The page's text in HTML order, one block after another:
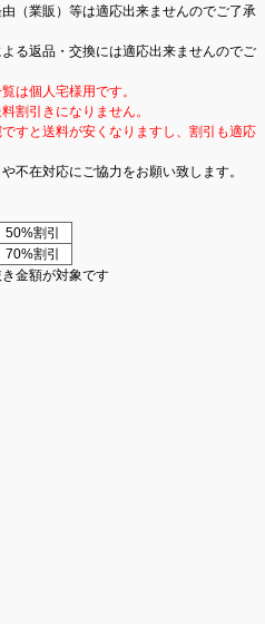
（業販）等は適応出来ませんのでご了承
る返品・交換には適応出来ませんのでご
は個人宅様用です。
割引きになりません。
すと送料が安くなりますし、割引も適応
不在対応にご協力をお願い致します。
50%割引
70%割引
金額が対象です